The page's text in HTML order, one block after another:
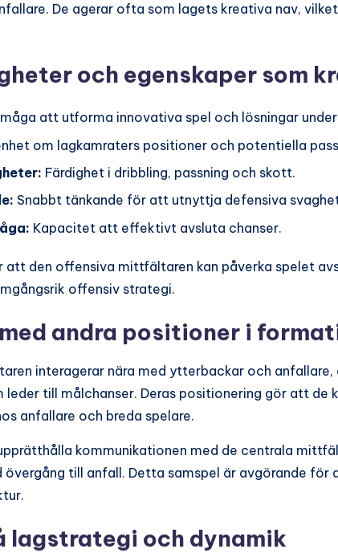
De agerar ofta som lagets kreativa nav,
och egenskaper som
att utforma innovativa spel och lösningar
om lagkamraters positioner och potentiella
Färdighet i dribbling, passning och skott.
Snabbt tänkande för att utnyttja defensiva
Kapacitet att effektivt avsluta chanser.
att den offensiva mittfältaren kan påverka spelet
offensiv strategi.
andra positioner i
interagerar nära med ytterbackar och
leder till målchanser. Deras positionering gör att de
anfallare och breda spelare.
kommunikationen med de centrala
till anfall. Detta samspel är avgörande
lagstrategi och dynamik